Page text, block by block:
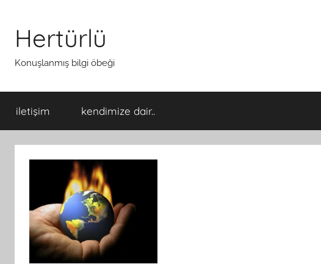
Hertürlü
Konuşlanmış bilgi öbeği
iletişim kendimize dair..